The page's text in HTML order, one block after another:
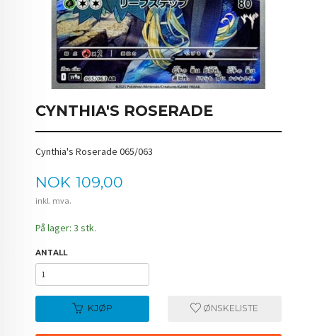
CYNTHIA'S ROSERADE
Cynthia's Roserade 065/063
Pris
NOK 109,00
inkl. mva.
På lager: 3 stk.
ANTALL
KJØP ØNSKELISTE